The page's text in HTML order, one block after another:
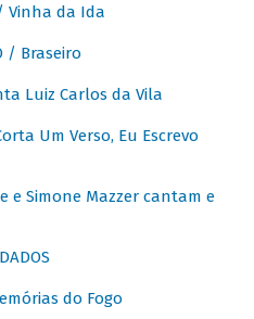
/ Vinha da Ida
/ Braseiro
Luiz Carlos da Vila
Um Verso, Eu Escrevo
e Simone Mazzer cantam e
do Fogo